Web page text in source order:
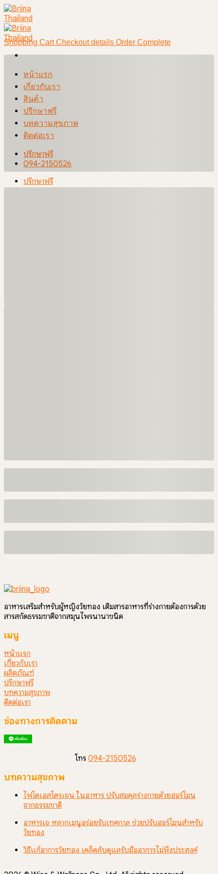
Skip
to
content
หน้าแรก
เกี่ยวกับเรา
สินค้า
ปรึกษาฟรี
บทความสุขภาพ
ติดต่อเรา
ปรึกษาฟรี
094-2150526
ปรึกษาฟรี
Shopping CartCheckout details Order Complete
อาหารเสริมสำหรับผู้หญิงวัยทอง เติมสารอาหารที่ร่างกายต้องการด้วย
สารสกัดธรรมชาติจากสมุนไพรนานาชนิด
เมนู
หน้าแรก
เกี่ยวกับเรา
ผลิตภัณฑ์
ปรึกษาฟรี
บทความสุขภาพ
ติดต่อเรา
ช่องทางการติดตาม
โทร 094-2150526
บทความสุขภาพ
ไฟโตเอสโตรเจน ในอาหาร ปรับสมดุลร่างกายด้วยฮอร์โมน
จากธรรมชาติ
อาหารเจ หลากเมนูอร่อยรับเทศกาล ช่วยปรับฮอร์โมนสำหรับ
วัยทอง
วิธีแก้อาการวัยทอง เคล็ดลับดูแลรับมืออาการไม่พึงประสงค์